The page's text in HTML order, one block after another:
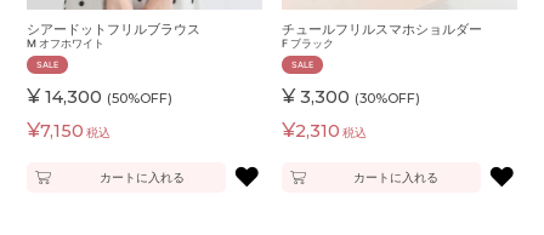
シアードットフリルブラウス
M オフホワイト
SALE
¥ 14,300 (50%OFF)
¥7,150 税込
カートに入れる ♥
チュールフリルスマホショルダー
F ブラック
SALE
¥ 3,300 (30%OFF)
¥2,310 税込
カートに入れる ♥